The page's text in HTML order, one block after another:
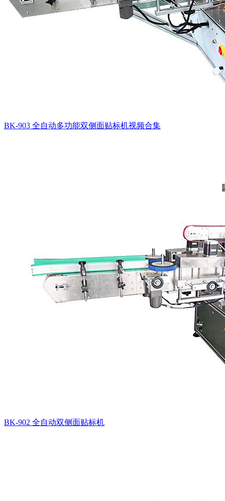
BK-903 全自动多功能双侧面贴标机视频合集
BK-902 全自动双侧面贴标机